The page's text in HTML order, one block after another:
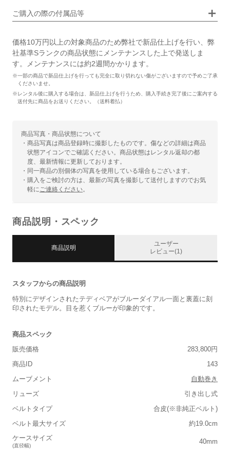
ご購入の際の付属品等
価格10万円以上の対象商品のため弊社で新品仕上げを行い、弊
社基準Sランクの商品状態にメンテナンスした上で発送しま
す。メンテナンスには約2週間かかります。
※一部の商品で新品仕上げを行っても完全に取り切れない傷がございますので予めご了承
くださいませ。
※レンタル後に購入する場合は、新品仕上げを行うため、購入手続き完了後にご案内する
送付先に商品をお送りください。（送料着払）
商品写真・商品状態について
・商品写真は商品登録時に撮影したものです。傷などの詳細は商品
状態アイコンでご確認ください。商品状態はレンタル返却の都
度、最新情報に更新しております。
・同一商品の別個体の写真を使用している場合もございます。
・購入をご検討の方は、最新の写真を撮影して送付しますのでお気
軽に ご連絡ください。
商品説明・スペック
商品説明
ユーザー
レビュー(1)
スタッフからの商品説明
特別にデザインされたテディベアがブルーダイアル一面と裏蓋に刻
印されたモデル。目を惹くブルーが印象的です。
商品スペック
販売価格
283,800円
商品ID
143
ムーブメント
自動巻き
リューズ
引き出し式
ベルトタイプ
合皮(※非純正ベルト)
ベルト最大サイズ
約19.0cm
ケースサイズ
(直径幅)
40mm